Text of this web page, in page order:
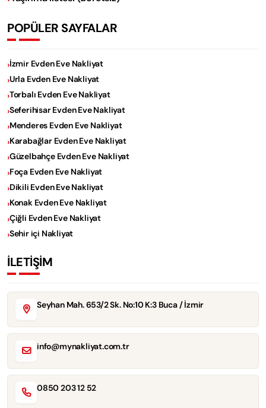
POPÜLER SAYFALAR
İzmir Evden Eve Nakliyat
Urla Evden Eve Nakliyat
Torbalı Evden Eve Nakliyat
Seferihisar Evden Eve Nakliyat
Menderes Evden Eve Nakliyat
Karabağlar Evden Eve Nakliyat
Güzelbahçe Evden Eve Nakliyat
Foça Evden Eve Nakliyat
Dikili Evden Eve Nakliyat
Konak Evden Eve Nakliyat
Çiğli Evden Eve Nakliyat
Sehir içi Nakliyat
İLETİŞİM
Seyhan Mah. 653/2 Sk. No:10 K:3 Buca / İzmir
info@mynakliyat.com.tr
0850 203 12 52